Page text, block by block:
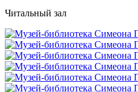
Читальный зал